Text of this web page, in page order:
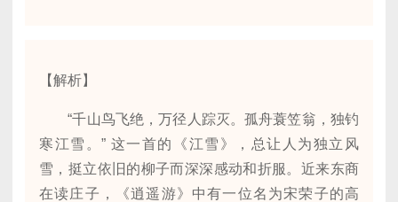
【解析】
“千山鸟飞绝，万径人踪灭。孤舟蓑笠翁，独钓
寒江雪。” 这一首的《江雪》，总让人为独立风
雪，挺立依旧的柳子而深深感动和折服。近来东商
在读庄子，《逍遥游》中有一位名为宋荣子的高